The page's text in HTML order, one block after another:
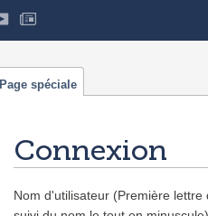
Connexion
Nom d'utilisateur (Première lettre
Page spéciale